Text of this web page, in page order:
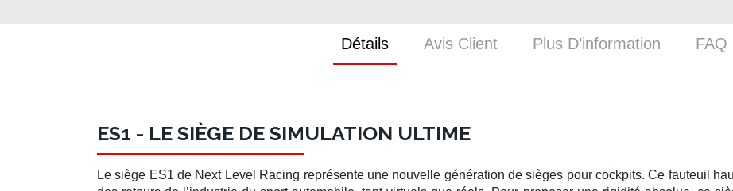
Détails
ES1 - LE SIÈGE DE SIMULATION ULTIME
Lesiège ES1de Next Level Racing représente une nouvelle génération desièges pour cockpits. Ce fauteuil
Avis Client Plus D’information FAQ